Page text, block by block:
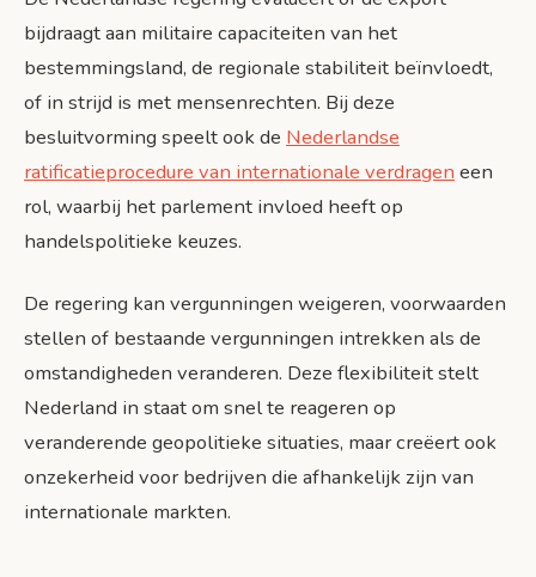
bijdraagt aan militaire capaciteiten van het
bestemmingsland, de regionale stabiliteit beïnvloedt,
of in strijd is met mensenrechten. Bij deze
besluitvorming speelt ook de Nederlandse
ratificatieprocedure van internationale verdragen een
rol, waarbij het parlement invloed heeft op
handelspolitieke keuzes.
De regering kan vergunningen weigeren, voorwaarden
stellen of bestaande vergunningen intrekken als de
omstandigheden veranderen. Deze flexibiliteit stelt
Nederland in staat om snel te reageren op
veranderende geopolitieke situaties, maar creëert ook
onzekerheid voor bedrijven die afhankelijk zijn van
internationale markten.